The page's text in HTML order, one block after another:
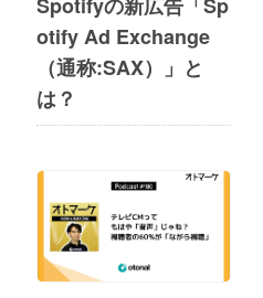
otify Ad Exchange
（通称:SAX）」と
は？